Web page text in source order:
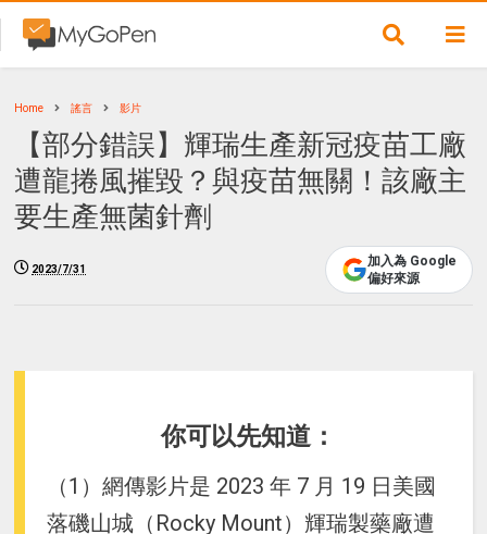
Home 謠言 影片
【部分錯誤】輝瑞生產新冠疫苗工廠
遭龍捲風摧毀？與疫苗無關！該廠主
要生產無菌針劑
2023/7/31
加入為 Google
偏好來源
你可以先知道：
（1）網傳影片是 2023 年 7 月 19 日美國
落磯山城（Rocky Mount）輝瑞製藥廠遭